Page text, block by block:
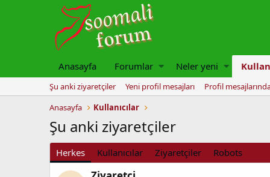
Anasayfa Forumlar Neler yeni
Şu anki ziyaretçiler Yeni profil mesajları
Profil
Anasayfa
Kullanıcılar
Şu anki ziyaretçiler
Herkes Kullanıcılar Ziyaretçiler Robots